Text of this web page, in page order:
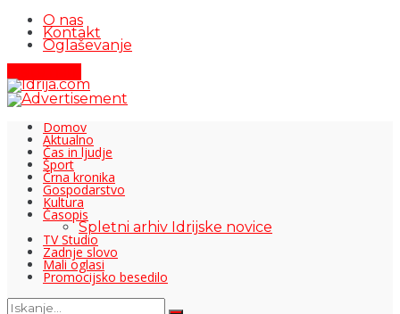
O nas
Kontakt
Oglaševanje
Domov
Aktualno
Čas in ljudje
Šport
Črna kronika
Gospodarstvo
Kultura
Časopis
Spletni arhiv Idrijske novice
TV Studio
Zadnje slovo
Mali oglasi
Promocijsko besedilo